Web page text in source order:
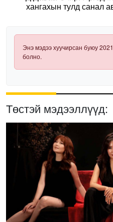
хангахын тулд санал
Энэ мэдээ хуучирсан буюу
болно.
Төстэй мэдээллүүд: